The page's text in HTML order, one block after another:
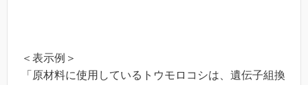
＜表示例＞
「原材料に使用しているトウモロコシは、遺伝子組換